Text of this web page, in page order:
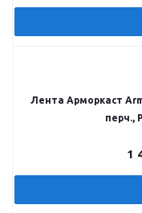
Лента Арморкаст
перч.,
1